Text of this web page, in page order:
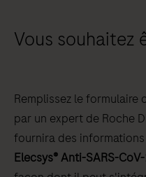
Vous souhaitez
Remplissez le
par un expert de Roche
fournira des
Elecsys® Anti-SARS-